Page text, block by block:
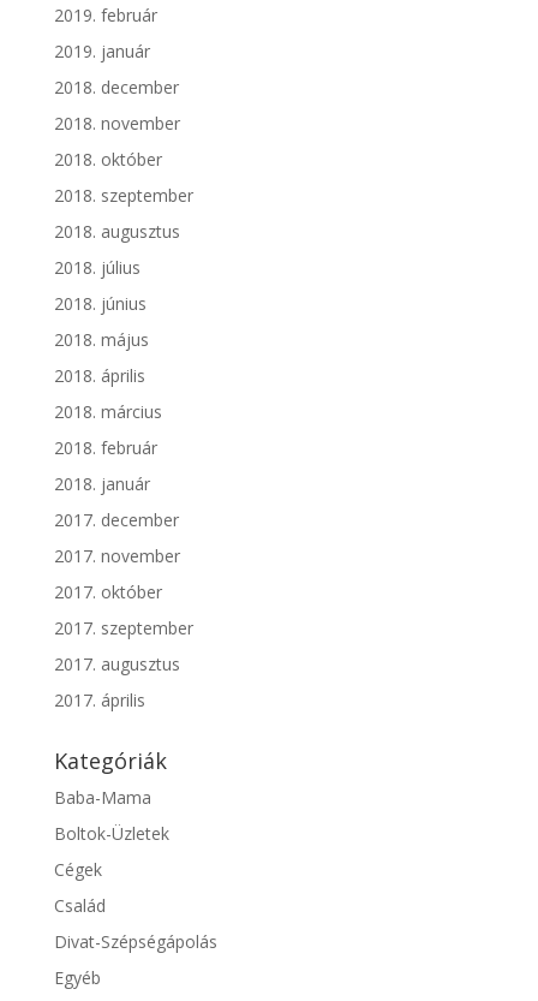
2019. február
2019. január
2018. december
2018. november
2018. október
2018. szeptember
2018. augusztus
2018. július
2018. június
2018. május
2018. április
2018. március
2018. február
2018. január
2017. december
2017. november
2017. október
2017. szeptember
2017. augusztus
2017. április
Kategóriák
Baba-Mama
Boltok-Üzletek
Cégek
Család
Divat-Szépségápolás
Egyéb